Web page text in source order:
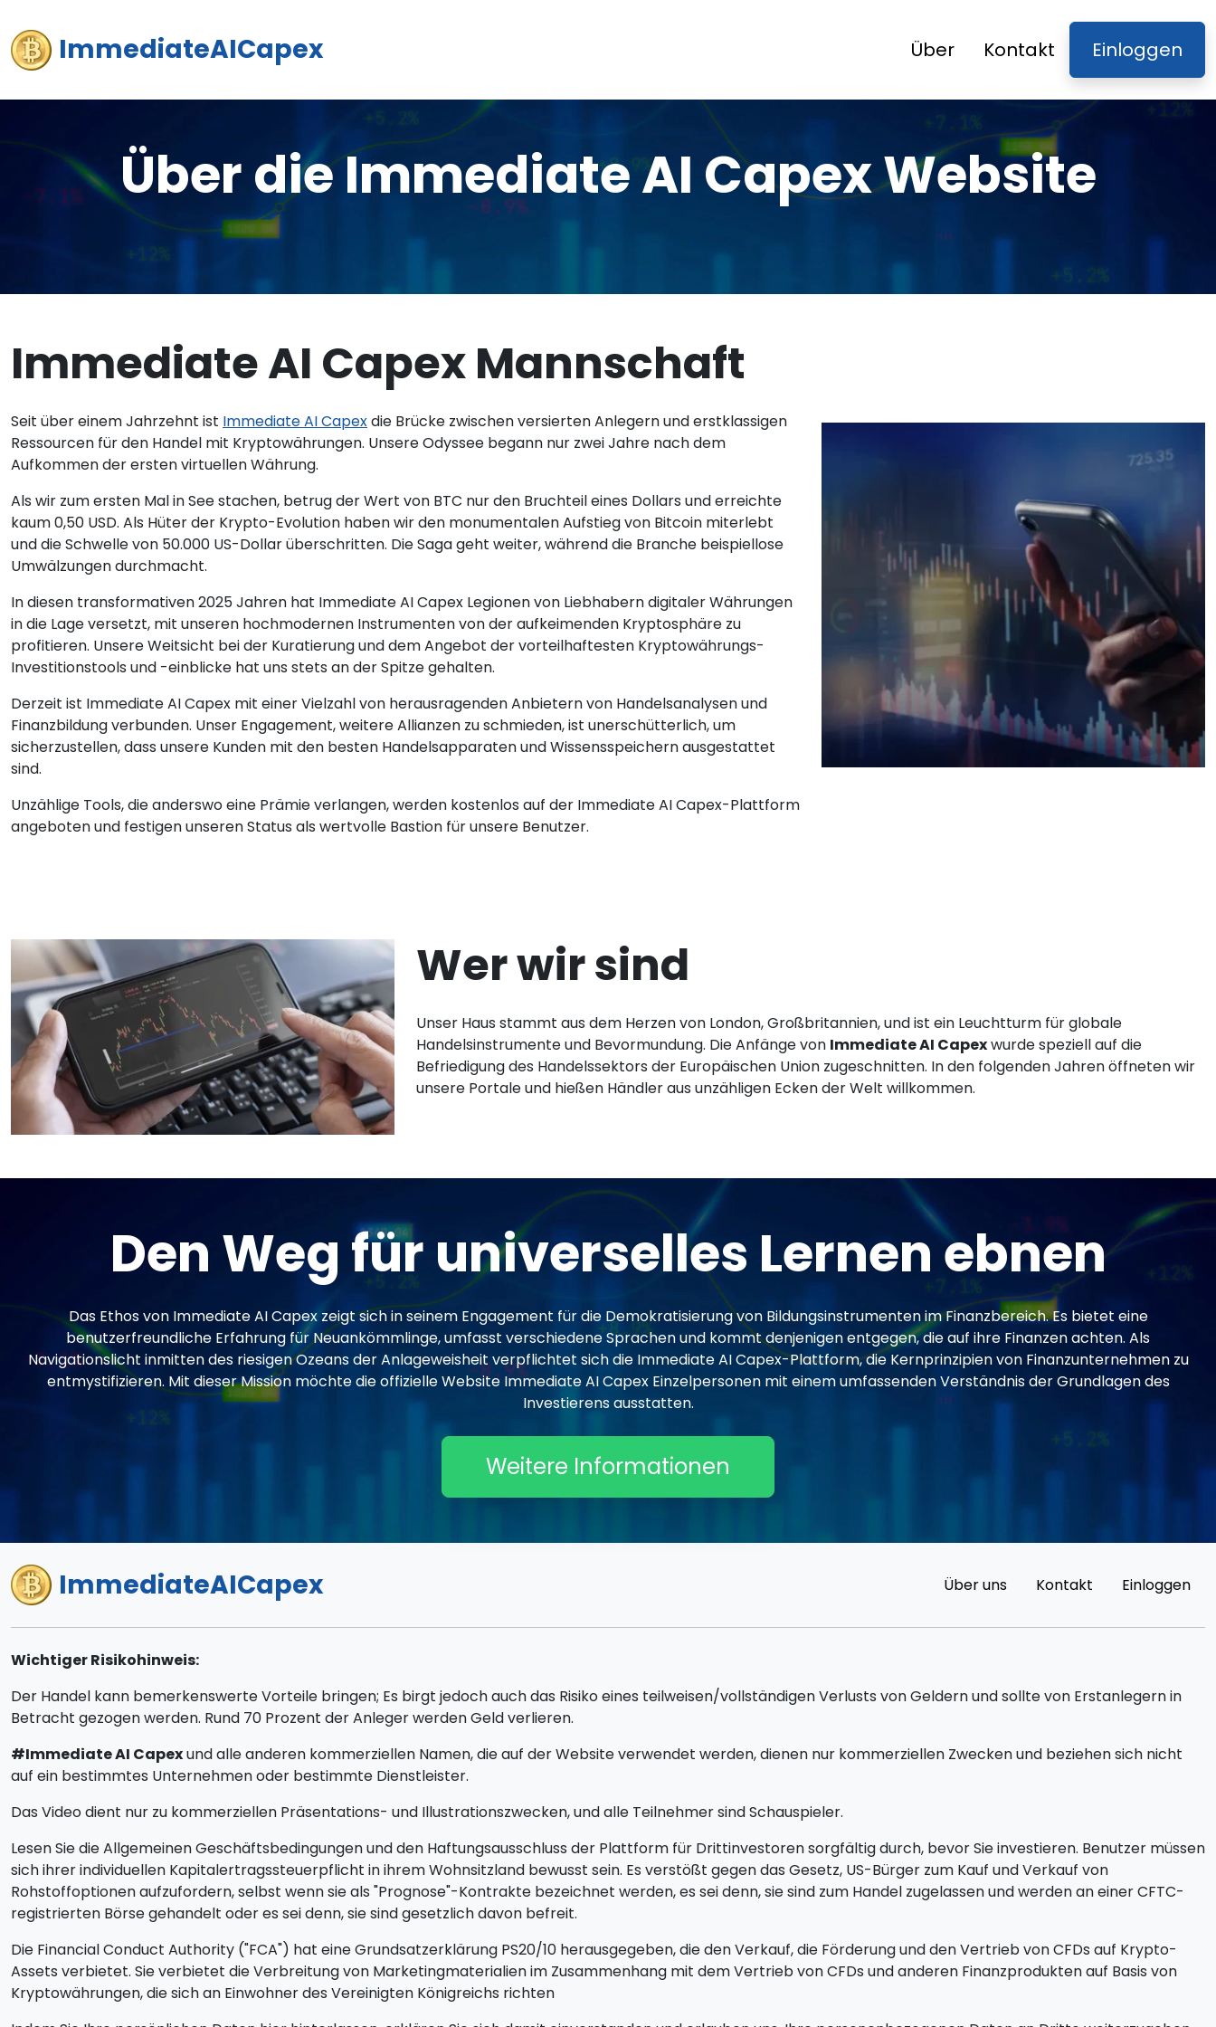
ImmediateAICapex Über Kontakt Einloggen
Über die Immediate AI Capex Website
Immediate AI Capex Mannschaft
Seit über einem Jahrzehnt ist Immediate AI Capexdie Brücke zwischen versierten Anlegern und erstklassigen
Ressourcen für den Handel mit Kryptowährungen. Unsere Odyssee begann nur zwei Jahre nach dem
Aufkommen der ersten virtuellen Währung.
Als wir zum ersten Mal in See stachen, betrug der Wert von BTC nur den Bruchteil eines Dollars und erreichte
kaum 0,50 USD. Als Hüter der Krypto-Evolution haben wir den monumentalen Aufstieg von Bitcoin miterlebt
und die Schwelle von 50.000 US-Dollar überschritten. Die Saga geht weiter, während die Branche beispiellose
Umwälzungen durchmacht.
In diesen transformativen 2025 Jahren hat Immediate AI Capex Legionen von Liebhabern digitaler Währungen
in die Lage versetzt, mit unseren hochmodernen Instrumenten von der aufkeimenden Kryptosphäre zu
profitieren. Unsere Weitsicht bei der Kuratierung und dem Angebot der vorteilhaftesten Kryptowährungs-
Investitionstools und -einblicke hat uns stets an der Spitze gehalten.
Derzeit ist Immediate AI Capex mit einer Vielzahl von herausragenden Anbietern von Handelsanalysen und
Finanzbildung verbunden. Unser Engagement, weitere Allianzen zu schmieden, ist unerschütterlich, um
sicherzustellen, dass unsere Kunden mit den besten Handelsapparaten und Wissensspeichern ausgestattet
sind.
Unzählige Tools, die anderswo eine Prämie verlangen, werden kostenlos auf der Immediate AI Capex-Plattform
angeboten und festigen unseren Status als wertvolle Bastion für unsere Benutzer.
Wer wir sind
Unser Haus stammt aus dem Herzen von London, Großbritannien, und ist ein Leuchtturm für globale
Handelsinstrumente und Bevormundung. Die Anfänge von Immediate AI Capexwurde speziell auf die
Befriedigung des Handelssektors der Europäischen Union zugeschnitten. In den folgenden Jahren öffneten wir
unsere Portale und hießen Händler aus unzähligen Ecken der Welt willkommen.
Den Weg für universelles Lernen ebnen
Das Ethos von Immediate AI Capex zeigt sich in seinem Engagement für die Demokratisierung von Bildungsinstrumenten im Finanzbereich. Es bietet eine
benutzerfreundliche Erfahrung für Neuankömmlinge, umfasst verschiedene Sprachen und kommt denjenigen entgegen, die auf ihre Finanzen achten. Als
Navigationslicht inmitten des riesigen Ozeans der Anlageweisheit verpflichtet sich die Immediate AI Capex-Plattform, die Kernprinzipien von Finanzunternehmen zu
entmystifizieren. Mit dieser Mission möchte die offizielle Website Immediate AI Capex Einzelpersonen mit einem umfassenden Verständnis der Grundlagen des
Investierens ausstatten.
Weitere Informationen
ImmediateAICapex Über uns Kontakt Einloggen
Wichtiger Risikohinweis:
Der Handel kann bemerkenswerte Vorteile bringen; Es birgt jedoch auch das Risiko eines teilweisen/vollständigen Verlusts von Geldern und sollte von Erstanlegern in
Betracht gezogen werden. Rund 70 Prozent der Anleger werden Geld verlieren.
#Immediate AI Capexund alle anderen kommerziellen Namen, die auf der Website verwendet werden, dienen nur kommerziellen Zwecken und beziehen sich nicht
auf ein bestimmtes Unternehmen oder bestimmte Dienstleister.
Das Video dient nur zu kommerziellen Präsentations- und Illustrationszwecken, und alle Teilnehmer sind Schauspieler.
Lesen Sie die Allgemeinen Geschäftsbedingungen und den Haftungsausschluss der Plattform für Drittinvestoren sorgfältig durch, bevor Sie investieren. Benutzer müssen
sich ihrer individuellen Kapitalertragssteuerpflicht in ihrem Wohnsitzland bewusst sein. Es verstößt gegen das Gesetz, US-Bürger zum Kauf und Verkauf von
Rohstoffoptionen aufzufordern, selbst wenn sie als "Prognose"-Kontrakte bezeichnet werden, es sei denn, sie sind zum Handel zugelassen und werden an einer CFTC-
registrierten Börse gehandelt oder es sei denn, sie sind gesetzlich davon befreit.
Die Financial Conduct Authority ("FCA") hat eine Grundsatzerklärung PS20/10 herausgegeben, die den Verkauf, die Förderung und den Vertrieb von CFDs auf Krypto-
Assets verbietet. Sie verbietet die Verbreitung von Marketingmaterialien im Zusammenhang mit dem Vertrieb von CFDs und anderen Finanzprodukten auf Basis von
Kryptowährungen, die sich an Einwohner des Vereinigten Königreichs richten